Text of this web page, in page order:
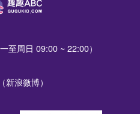
至周日 09:00 ~ 22:00）
浪微博）